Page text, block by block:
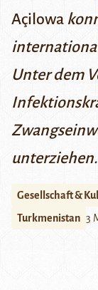
Açilowa
Unter dem
unterziehen.
Gesellschaft &
Turkmenistan 3